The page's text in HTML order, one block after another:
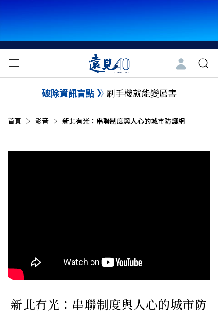
破除資訊盲點 刷手機就能變厲害
首頁 影音 目前頁面：
新北有光：串聯制度與人心的城市防護網
新北有光：串聯制度與人心的城市防